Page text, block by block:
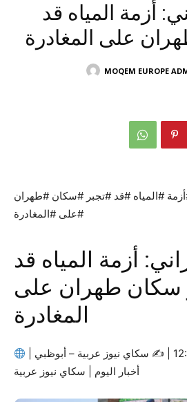
أزمة المياه قد
على المغادرة
MOQEM EUROPE
#المياه #قد #تجبر #سكان #طهران
#على #المغادرة
أزمة المياه قد
سكان طهران على
المغادرة
سكاي نيوز عربية – أبوظبي |
أخبار اليوم | سكاي نيوز عربية